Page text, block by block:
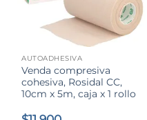
AUTOADHESIVA
Venda compresiva
cohesiva, Rosidal CC,
10cm x 5m, caja x 1 rollo